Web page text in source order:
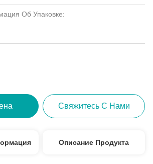
Об Упаковке:
Свяжитесь С Нами
Описание Продукта